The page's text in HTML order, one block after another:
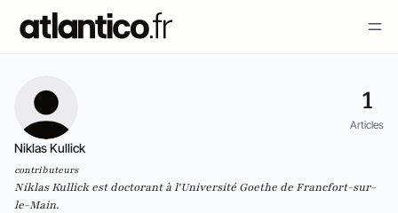
1
Articles
Niklas Kullick
contributeurs
Niklas Kullick est doctorant à l'Université Goethe de Francfort-sur-
le-Main.